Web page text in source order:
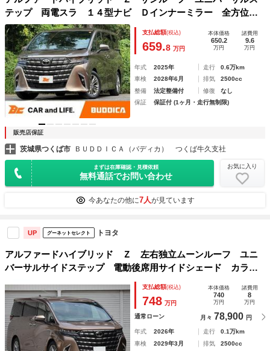
テップ 両電スラ １４型ナビ Ｄインナーミラー 全方位
Ｍ ＢＴ メモリ付Ｐシート シートヒーター・エアコン ス
テアヒーター 追従クルコン ＥＴＣ２．０ サンシェード
ＢＳＭ
支払総額(税込)
659.8 万円
本体価格
650.2
万円
諸費用
9.6
万円
年式 2025年 走行
0.6万km
車検
2028年6月 排気
2500cc
整備
法定整備付 修復
なし
保証
保証付 (1ヶ月・走行無制限)
販売店保証
茨城県つくば市 ＢＵＤＤＩＣＡ（バディカ） つくば牛久支社
まずは在庫確認・見積依頼
無料通話でお問い合わせ
お気に入り
今あなたの他に7人が見ています
UP グーネットセレクト トヨタ
アルファードハイブリッド Ｚ 左右独立ムーンルーフ ユニ
バーサルサイドステップ 電動後席用サイドシェード カラー
ヘッドアップディスプレイ トヨタチームメイト アクティブ
操舵支援 ＦＣＴＡ ＬＣＡ プレシャスレオブロンド
支払総額(税込)
748 万円
本体価格
740
万円
諸費用
8
万円
通常ローン 月々 78,900 円
年式 2026年 走行
0.1万km
車検
2029年3月 排気
2500cc